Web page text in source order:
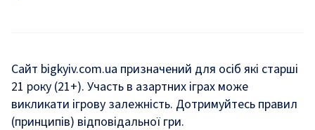
Комуналка
Хроніки війни
Сайт bigkyiv.com.ua призначений для осіб які старші
21 року (21+). Участь в азартних іграх може
викликати ігрову залежність. Дотримуйтесь правил
(принципів) відповідальної гри.